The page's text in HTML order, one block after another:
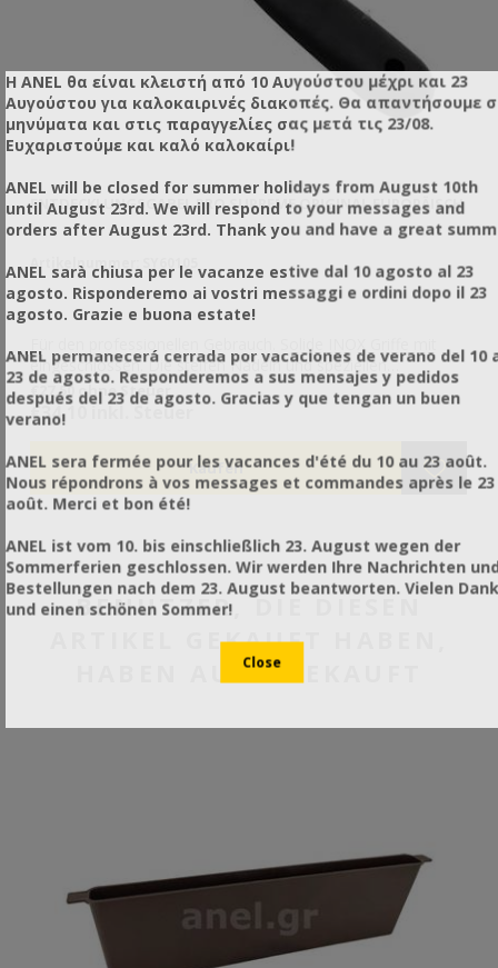
ENTDECKLUNGSGABEL PRO SUPREME ORIGINAL EUROPÄISCH
Artikelnummer: SY60105
Für den professionellen Gebrauch. Solide INOX Griffe mit
eingeschlossen. Die steifen Nadeln und speziellen
Griffmaterialien machen sie besonders gegenüber derer von
der Konkurrenz. Seien sie auf der Hut vor Kopien!
€27,50 ohne Steuer
€34,10 inkl. Steuer
BENUTZER, DIE DIESEN
ARTIKEL GEKAUFT HABEN,
HABEN AUCH GEKAUFT
Η ANEL θα είναι κλειστή από 10 Αυγούστου μέχρι και 23
Αυγούστου για καλοκαιρινές διακοπές. Θα απαντήσουμε
μηνύματα και στις παραγγελίες σας μετά τις 23/08.
Ευχαριστούμε και καλό καλοκαίρι!
ANEL will be closed for summer holidays from August 10th
until August 23rd. We will respond to your messages and
orders after August 23rd. Thank you and have a great
ANEL sarà chiusa per le vacanze estive dal 10 agosto al 23
agosto. Risponderemo ai vostri messaggi e ordini dopo il 23
agosto. Grazie e buona estate!
ANEL permanecerá cerrada por vacaciones de verano del 10
23 de agosto. Responderemos a sus mensajes y pedidos
después del 23 de agosto. Gracias y que tengan un buen
verano!
ANEL sera fermée pour les vacances d'été du 10 au 23 août.
Nous répondrons à vos messages et commandes après le 23
août. Merci et bon été!
ANEL ist vom 10. bis einschließlich 23. August wegen der
Sommerferien geschlossen. Wir werden Ihre Nachrichten
Bestellungen nach dem 23. August beantworten. Vielen Dank
und einen schönen Sommer!